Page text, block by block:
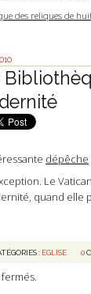
des reliques de
dépêche
Le
quand elle
: EGLISE 0